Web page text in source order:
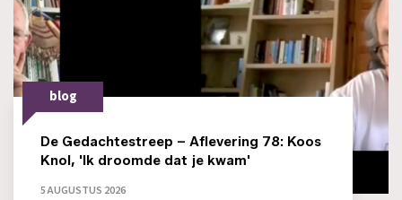
blog
De Gedachtestreep – Aflevering 78: Koos
Knol, 'Ik droomde dat je kwam'
5 AUGUSTUS 2026